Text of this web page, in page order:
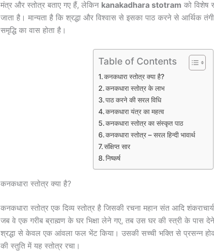
मंत्र और स्तोत्र बताए गए हैं, लेकिन kanakadhara stotram को विशेष
जाता है। मान्यता है कि श्रद्धा और विश्वास से इसका पाठ करने से आर्थिक
समृद्धि का वास होता है।
Table of Contents
कनकधारा स्तोत्र क्या है?
कनकधारा स्तोत्र के लाभ
पाठ करने की सरल विधि
कनकधारा यंत्र का महत्व
कनकधारा स्तोत्र का संस्कृत पाठ
कनकधारा स्तोत्र – सरल हिन्दी भावार्थ
संक्षिप्त सार
निष्कर्ष
कनकधारा स्तोत्र क्या है?
कनकधारा स्तोत्र एक दिव्य स्तोत्र है जिसकी रचना महान संत आदि
जब वे एक गरीब ब्राह्मण के घर भिक्षा लेने गए, तब उस घर की स्त्री के पास
श्रद्धा से केवल एक आंवला फल भेंट किया। उसकी सच्ची भक्ति से प्रसन्न
की स्तुति में यह स्तोत्र रचा।